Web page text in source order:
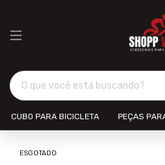
CUBO PARA BICICLETA PEÇAS
ESGOTADO